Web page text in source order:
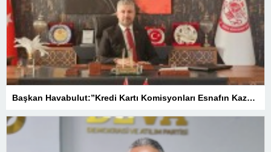
Başkan Havabulut:”Kredi Kartı Komisyonları Esnafın Kazancını Eritiyor”